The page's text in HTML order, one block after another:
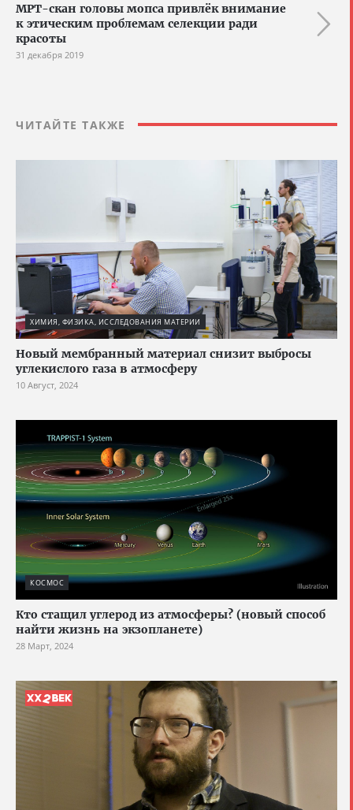
МРТ-скан головы мопса привлёк внимание
к этическим проблемам селекции ради
красоты
31 декабря 2019
ЧИТАЙТЕ ТАКЖЕ
ХИМИЯ, ФИЗИКА, ИССЛЕДОВАНИЯ МАТЕРИИ
Новый мембранный материал снизит выбросы
углекислого газа в атмосферу
10 Август, 2024
КОСМОС
Кто стащил углерод из атмосферы? (новый способ
найти жизнь на экзопланете)
28 Март, 2024